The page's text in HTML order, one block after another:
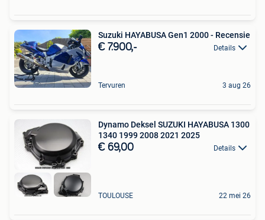
Suzuki HAYABUSA Gen1 2000 - Recensie
€ 7.900,- Details
Tervuren 3 aug 26
Dynamo Deksel SUZUKI HAYABUSA 1300
1340 1999 2008 2021 2025
€ 69,00 Details
TOULOUSE 22 mei 26